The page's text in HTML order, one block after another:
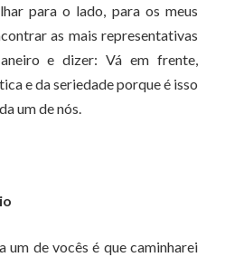
para o lado, para os meus
as mais representativas
e dizer: Vá em frente,
e da seriedade porque é isso
um de nós.
um de vocês é que caminharei